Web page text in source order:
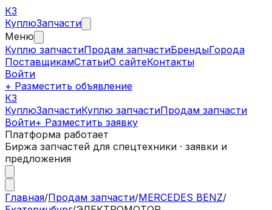
КЗ
КуплюЗапчасти
Меню
Куплю запчастиПродам запчастиБрендыГорода
ПоставщикамСтатьиО сайтеКонтакты
Войти
+ Разместить объявление
КЗ
КуплюЗапчастиКуплю запчастиПродам запчасти
Войти+ Разместить заявку
Платформа работает
Биржа запчастей для спецтехники · заявки и
предложения
Главная/Продам запчасти/MERCEDES BENZ/